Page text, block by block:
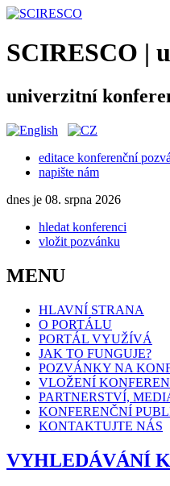
SCIRESCO |
univerzitní
editace konferenční
napište nám
dnes je 08. srpna 2026
hledat konferenci
vložit pozvánku
MENU
HLAVNÍ STRANA
O PORTÁLU
PORTÁL VYUŽÍVÁ
JAK TO FUNGUJE?
POZVÁNKY NA
VLOŽENÍ
PARTNERSTVÍ,
KONFERENČNÍ
KONTAKTUJTE NÁS
VYHLEDÁVÁNÍ